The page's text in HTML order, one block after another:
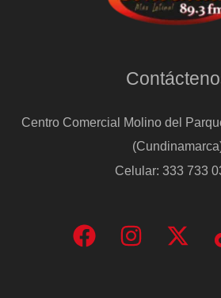
Centro Comercial Molino del
Celular: 333 733